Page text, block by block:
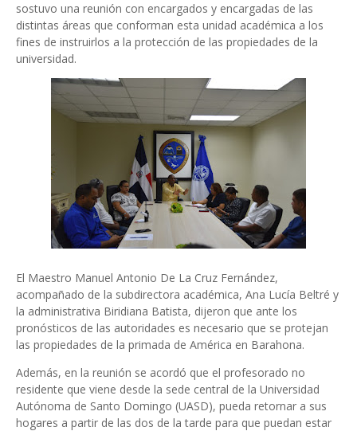
sostuvo una reunión con encargados y encargadas de las
distintas áreas que conforman esta unidad académica a los
fines de instruirlos a la protección de las propiedades de la
universidad.
El Maestro Manuel Antonio De La Cruz Fernández,
acompañado de la subdirectora académica, Ana Lucía Beltré y
la administrativa Biridiana Batista, dijeron que ante los
pronósticos de las autoridades es necesario que se protejan
las propiedades de la primada de América en Barahona.
Además, en la reunión se acordó que el profesorado no
residente que viene desde la sede central de la Universidad
Autónoma de Santo Domingo (UASD), pueda retornar a sus
hogares a partir de las dos de la tarde para que puedan estar